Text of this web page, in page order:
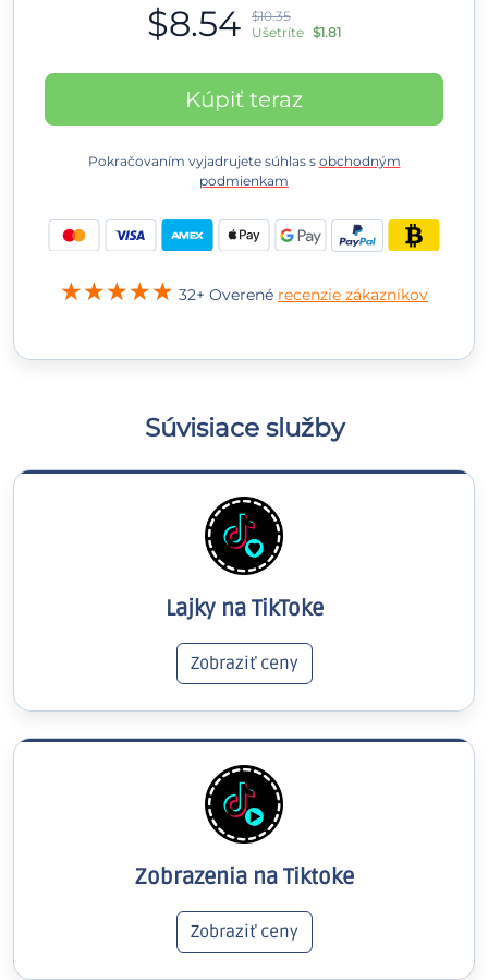
$8.54
$10.35
Ušetríte $1.81
Kúpiť teraz
Pokračovaním vyjadrujete súhlas s obchodným
podmienkam
32+ Overené recenzie zákazníkov
Súvisiace služby
Lajky na TikToke
Zobraziť ceny
Zobrazenia na Tiktoke
Zobraziť ceny